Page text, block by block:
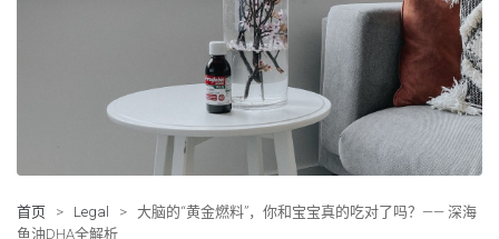
首页 > Legal > 大脑的“黄金燃料”，你和宝宝真的吃对了吗？—— 深海
鱼油DHA全解析